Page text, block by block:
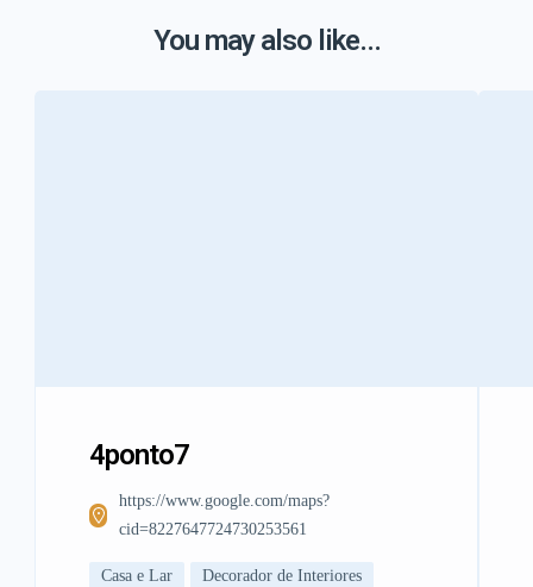
You may also like...
4ponto7
https://www.google.com/maps?
cid=8227647724730253561
Casa e Lar Decorador de Interiores